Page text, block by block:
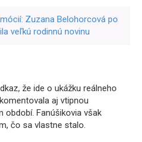
Zuzana Belohorcová po
veľkú rodinnú novinu
že ide o ukážku reálneho
aj vtipnou
Fanúšikovia však
čo sa vlastne stalo.